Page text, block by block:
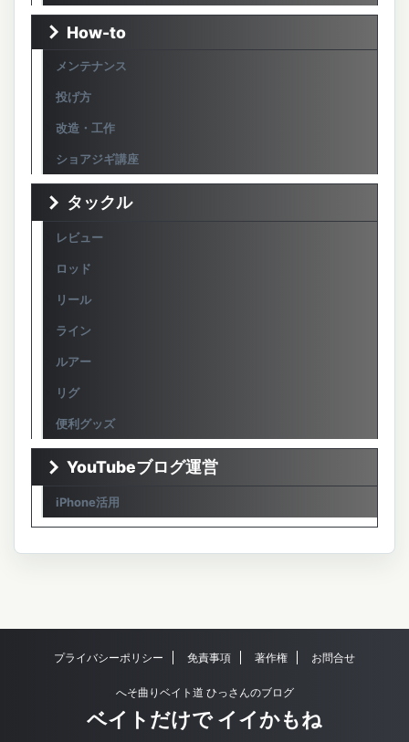
How-to
メンテナンス
投げ方
改造・工作
ショアジギ講座
タックル
レビュー
ロッド
リール
ライン
ルアー
リグ
便利グッズ
YouTubeブログ運営
iPhone活用
プライバシーポリシー 免責事項 著作権 お問合せ
へそ曲りベイト道 ひっさんのブログ
ベイトだけで イイかもね